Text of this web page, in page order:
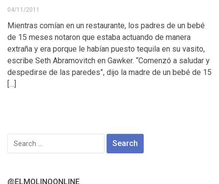
04/11/2011
Mientras comían en un restaurante, los padres de un bebé
de 15 meses notaron que estaba actuando de manera
extraña y era porque le habían puesto tequila en su vasito,
escribe Seth Abramovitch en Gawker. “Comenzó a saludar y
despedirse de las paredes”, dijo la madre de un bebé de 15
[…]
Search
for:
@ELMOLINOONLINE